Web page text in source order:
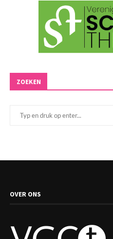
ZOEKEN
OVER ONS